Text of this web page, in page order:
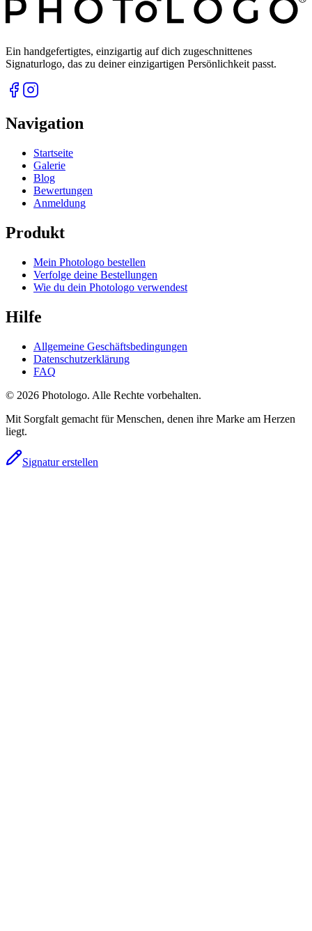
Ein handgefertigtes, einzigartig auf dich zugeschnittenes
Signaturlogo, das zu deiner einzigartigen Persönlichkeit passt.
Navigation
Startseite
Galerie
Blog
Bewertungen
Anmeldung
Produkt
Mein Photologo bestellen
Verfolge deine Bestellungen
Wie du dein Photologo verwendest
Hilfe
Allgemeine Geschäftsbedingungen
Datenschutzerklärung
FAQ
© 2026 Photologo. Alle Rechte vorbehalten.
Mit Sorgfalt gemacht für Menschen, denen ihre Marke am Herzen
liegt.
Signatur erstellen